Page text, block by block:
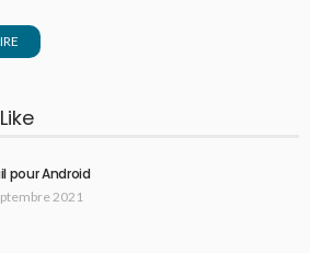
pour Android
2021